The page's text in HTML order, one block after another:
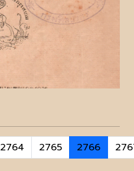
2764 2765 2766